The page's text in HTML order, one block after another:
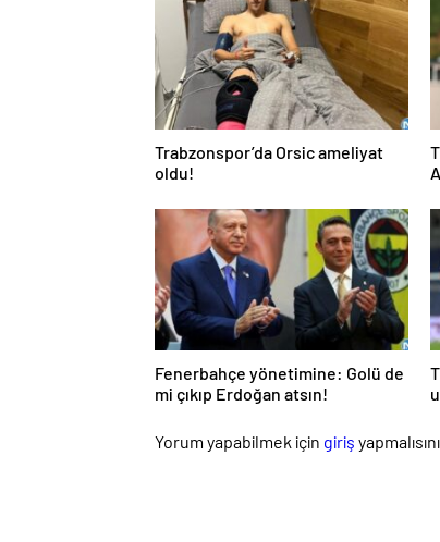
Trabzonspor’da Orsic ameliyat
oldu!
Fenerbahçe yönetimine: Golü de
mi çıkıp Erdoğan atsın!
Yorum yapabilmek için giriş